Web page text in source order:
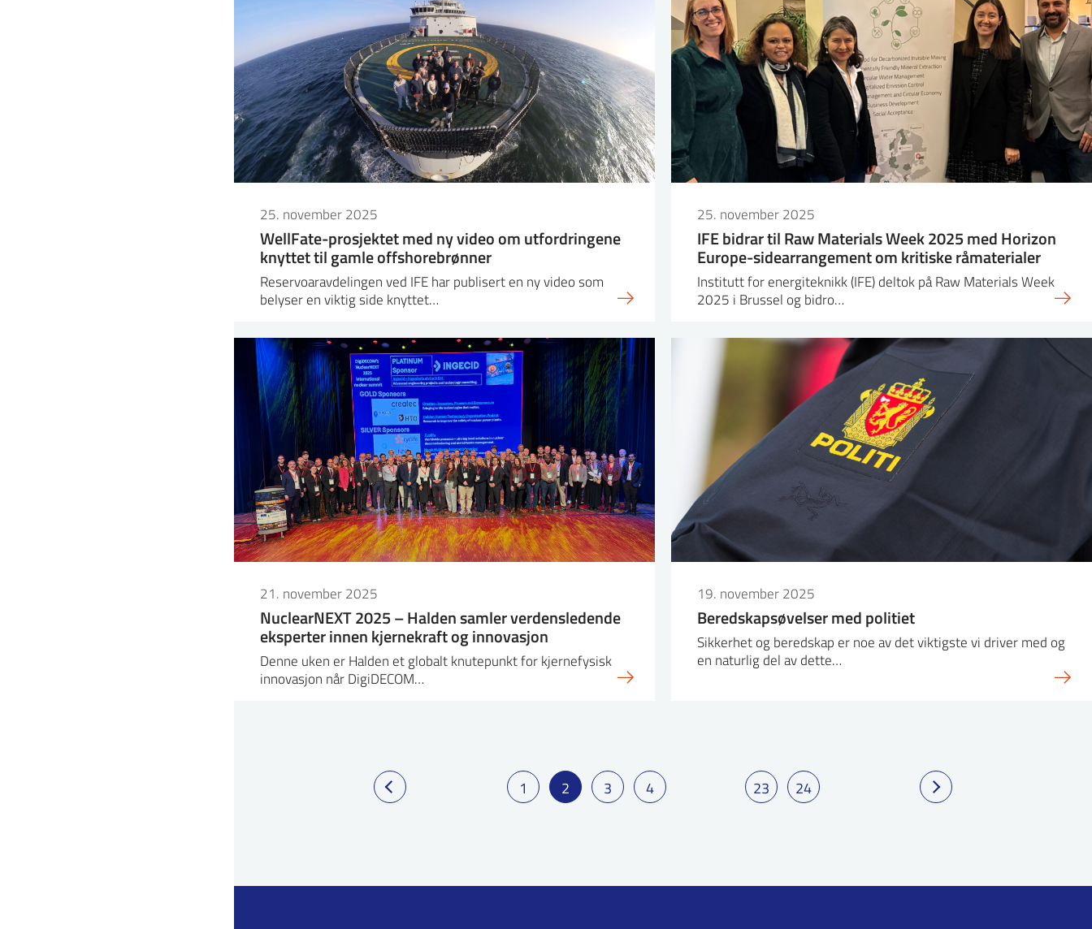
25. november 2025
WellFate-prosjektet med ny video om utfordringene
knyttet til gamle offshorebrønner
Reservoaravdelingen ved IFE har publisert en ny video som
belyser en viktig side knyttet…
25. november 2025
IFE bidrar til Raw Materials Week 2025 med Horizon
Europe-sidearrangement om kritiske råmaterialer
Institutt for energiteknikk (IFE) deltok på Raw Materials Week
2025 i Brussel og bidro…
21. november 2025
NuclearNEXT 2025 – Halden samler verdensledende
eksperter innen kjernekraft og innovasjon
Denne uken er Halden et globalt knutepunkt for kjernefysisk
innovasjon når DigiDECOM…
19. november 2025
Beredskapsøvelser med politiet
Sikkerhet og beredskap er noe av det viktigste vi driver med og
en naturlig del av dette…
1 2 3 4 23 24